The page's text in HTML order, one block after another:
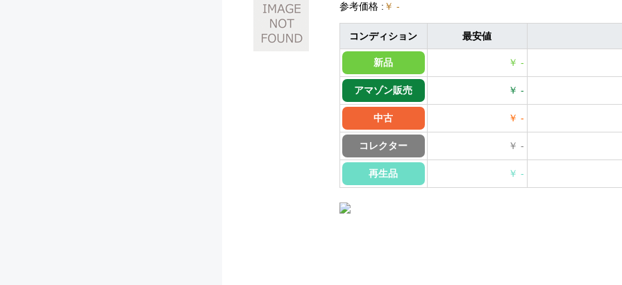
参考価格 : ￥ -
コンディション 最安値
新品 ￥ -
アマゾン販売 ￥ -
中古 ￥ -
コレクター ￥ -
再生品 ￥ -